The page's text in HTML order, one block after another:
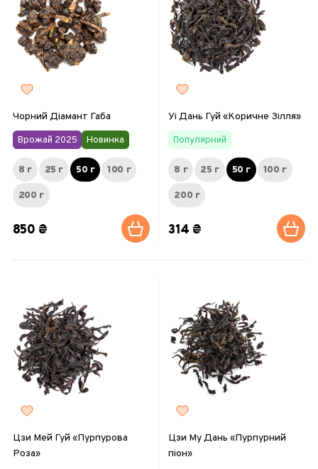
Чорний Діамант Габа
Врожай 2025
Новинка
8 г 25 г 50 г 100 г
200 г
850 ₴
Уі Дань Гуй «Коричне Зілля»
Популярний
8 г 25 г 50 г 100 г
200 г
314 ₴
Цзи Мей Гуй «Пурпурова
Роза»
Цзи Му Дань «Пурпурний
піон»